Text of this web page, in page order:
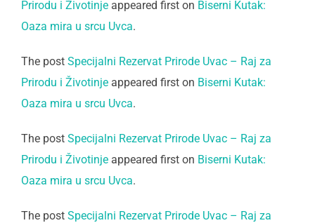
Prirodu i Životinje appeared first on Biserni Kutak:
Oaza mira u srcu Uvca.
The post Specijalni Rezervat Prirode Uvac – Raj za
Prirodu i Životinje appeared first on Biserni Kutak:
Oaza mira u srcu Uvca.
The post Specijalni Rezervat Prirode Uvac – Raj za
Prirodu i Životinje appeared first on Biserni Kutak:
Oaza mira u srcu Uvca.
The post Specijalni Rezervat Prirode Uvac – Raj za